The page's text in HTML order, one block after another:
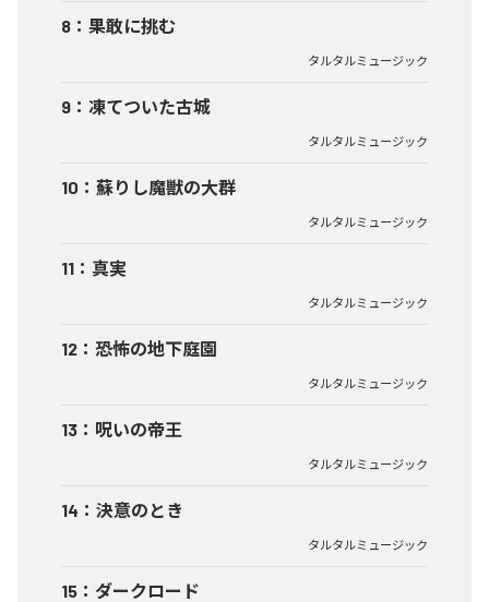
8 ： 果敢に挑む
タルタルミュージック
9 ： 凍てついた古城
タルタルミュージック
10 ： 蘇りし魔獣の大群
タルタルミュージック
11 ： 真実
タルタルミュージック
12 ： 恐怖の地下庭園
タルタルミュージック
13 ： 呪いの帝王
タルタルミュージック
14 ： 決意のとき
タルタルミュージック
15 ： ダークロード